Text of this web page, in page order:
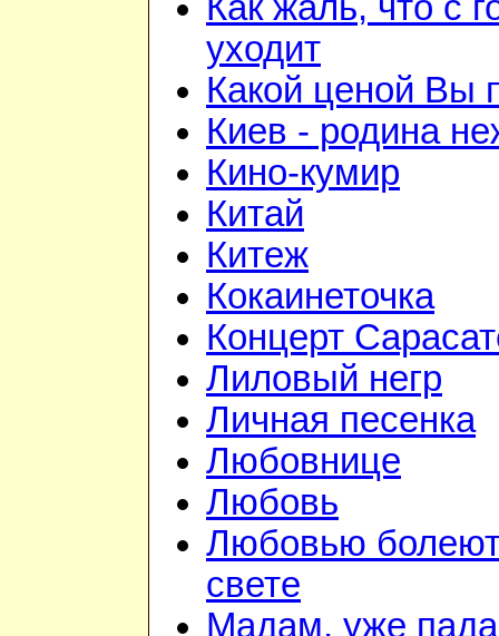
Как жаль, что с
уходит
Какой ценой Вы
Киев - родина
Кино-кумир
Китай
Китеж
Кокаинеточка
Концерт
Лиловый негр
Личная песенка
Любовнице
Любовь
Любовью
свете
Мадам, уже